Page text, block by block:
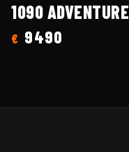
1090
€ 9490